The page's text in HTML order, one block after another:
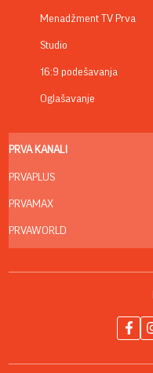
Menadžment TV Prva
Studio
16:9 podešavanja
Oglašavanje
PRVA KANALI
PRVAPLUS
PRVAMAX
PRVAWORLD